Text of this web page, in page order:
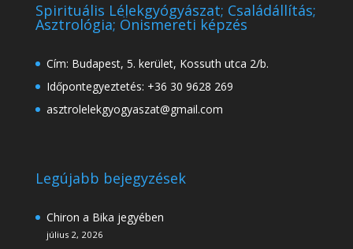
Spirituális Lélekgyógyászat; Családállítás;
Asztrológia; Önismereti képzés
Cím: Budapest, 5. kerület, Kossuth utca 2/b.
Időpontegyeztetés: +36 30 9628 269
asztrolelekgyogyaszat@gmail.com
Legújabb bejegyzések
Chiron a Bika jegyében
július 2, 2026